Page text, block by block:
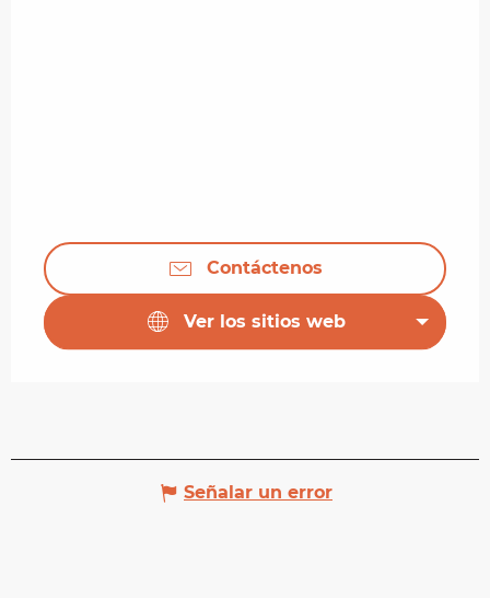
Contáctenos
Ver los sitios web
Señalar un error